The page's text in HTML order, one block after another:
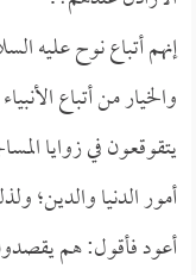
إنهم أتباع نوح عليه
والخيار من أتباع
يتقوقعون في زوايا
أمور الدنيا والدين؛
أعود فأقول: هم يقصدون